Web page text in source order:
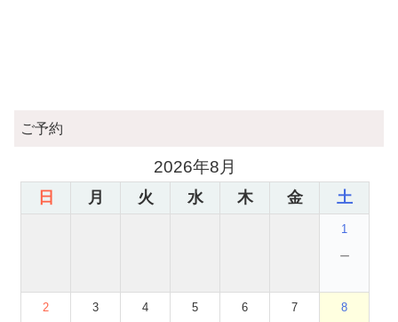
ご予約
2026年8月
日 月 火 水 木 金 土
1
－
2 3 4 5 6 7 8